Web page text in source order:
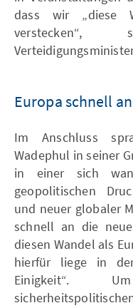
dass wir „diese
Europa schnell
Im Anschluss
Wadephul in seiner
in einer sich
geopolitischen
und neuer globaler
schnell an die
diesen Wandel als
hierfür liege in
Einigkeit“.